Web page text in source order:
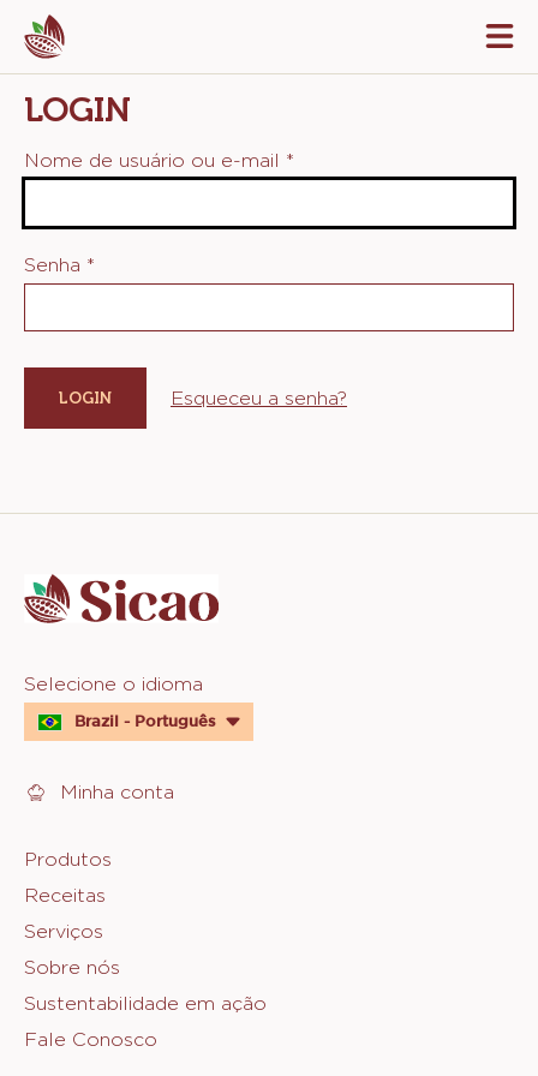
Skip
to
main
content
LOGIN
Nome de usuário ou e-mail *
Senha *
Esqueceu a senha?
info
Website
quick
links
Selecione o idioma
Brazil - Português
Minha conta
Footer
Sicao
Produtos
Receitas
Serviços
Sobre nós
Sustentabilidade em ação
Fale Conosco